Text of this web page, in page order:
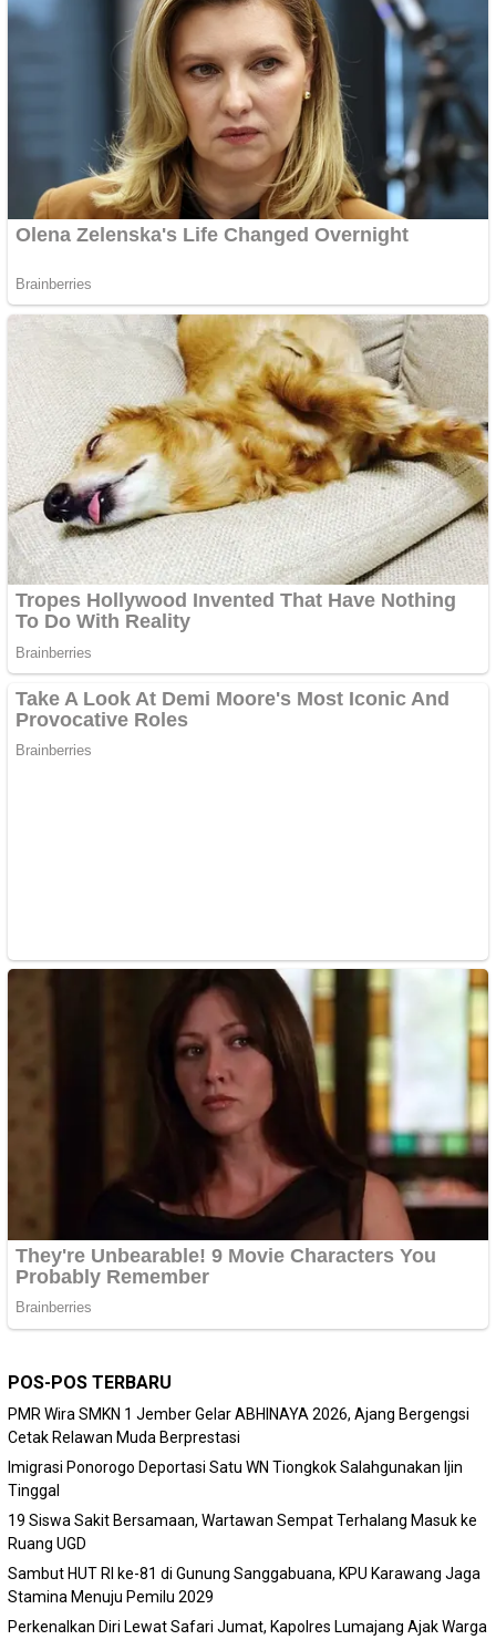
POS-POS TERBARU
PMR Wira SMKN 1 Jember Gelar ABHINAYA 2026, Ajang Bergengsi
Cetak Relawan Muda Berprestasi
Imigrasi Ponorogo Deportasi Satu WN Tiongkok Salahgunakan Ijin
Tinggal
19 Siswa Sakit Bersamaan, Wartawan Sempat Terhalang Masuk ke
Ruang UGD
Sambut HUT RI ke-81 di Gunung Sanggabuana, KPU Karawang Jaga
Stamina Menuju Pemilu 2029
Perkenalkan Diri Lewat Safari Jumat, Kapolres Lumajang Ajak Warga